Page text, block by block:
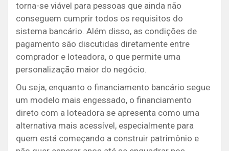
torna-se viável para pessoas que ainda não
conseguem cumprir todos os requisitos do
sistema bancário. Além disso, as condições de
pagamento são discutidas diretamente entre
comprador e loteadora, o que permite uma
personalização maior do negócio.
Ou seja, enquanto o financiamento bancário segue
um modelo mais engessado, o financiamento
direto com a loteadora se apresenta como uma
alternativa mais acessível, especialmente para
quem está começando a construir patrimônio e